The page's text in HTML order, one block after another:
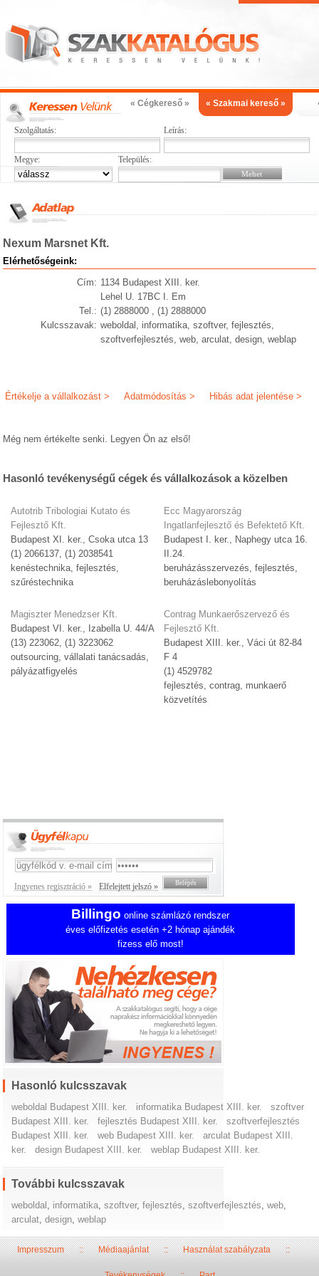
« Cégkereső » « Szakmai kereső »
Szolgáltatás: Leírás:
Megye: Település:
Nexum Marsnet Kft.
Elérhetőségeink:
Cím: 1134 Budapest XIII. ker.
Lehel U. 17BC I. Em
Tel.: (1) 2888000 , (1) 2888000
Kulcsszavak: weboldal, informatika, szoftver, fejlesztés,
szoftverfejlesztés, web, arculat, design, weblap
Hibás adat jelentése >
Adatmódosítás >
Értékelje a vállalkozást >
Még nem értékelte senki. Legyen Ön az első!
Hasonló tevékenységű cégek és vállalkozások a közelben
Autotrib Tribologiai Kutato és
Fejlesztő Kft.
Budapest XI. ker., Csoka utca 13
(1) 2066137, (1) 2038541
kenéstechnika, fejlesztés,
szűréstechnika
Magiszter Menedzser Kft.
Budapest VI. ker., Izabella U. 44/A
(13) 223062, (1) 3223062
outsourcing, vállalati tanácsadás,
pályázatfigyelés
Ecc Magyarország
Ingatlanfejlesztő és Befektető Kft.
Budapest I. ker., Naphegy utca 16.
II.24.
beruházásszervezés, fejlesztés,
beruházáslebonyolítás
Contrag Munkaerőszervező és
Fejlesztő Kft.
Budapest XIII. ker., Váci út 82-84
F 4
(1) 4529782
fejlesztés, contrag, munkaerő
közvetítés
Ingyenes regisztráció » Elfelejtett jelszó »
Billingo online számlázó rendszer
éves előfizetés esetén +2 hónap ajándék
fizess elő most!
Hasonló kulcsszavak
weboldal Budapest XIII. ker. informatika Budapest XIII. ker.
szoftver
Budapest XIII. ker.
fejlesztés Budapest XIII. ker.
szoftverfejlesztés
Budapest XIII. ker.
web Budapest XIII. ker.
arculat Budapest XIII.
ker.
design Budapest XIII. ker. weblap Budapest XIII. ker.
További kulcsszavak
weboldal informatika ,szoftver,fejlesztés ,szoftverfejlesztés ,web
arculat ,design ,weblap
Impresszum::Médiaajánlat::Használat szabályzata::